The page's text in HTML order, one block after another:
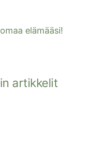
elämääsi!
artikkelit